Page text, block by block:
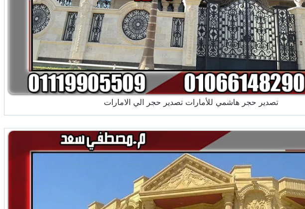
تصدير حجر هاشمي للأمارات تصدير حجر الي الامارات